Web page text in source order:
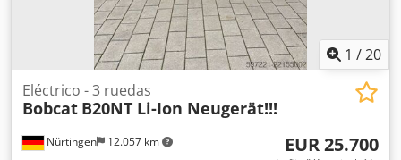
1 /20
Nürtingen 12.057 km
Eléctrico - 3 ruedas
Bobcat B20NT Li-Ion Neugerät!!!
EUR 25.700